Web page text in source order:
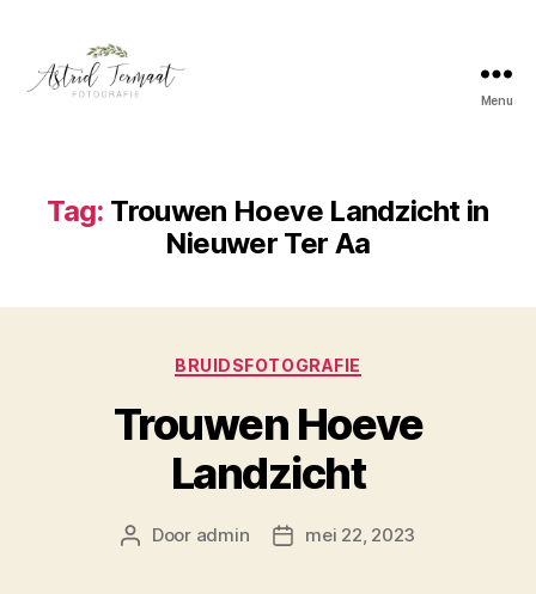
Menu
Tag: Trouwen Hoeve Landzicht in
Nieuwer Ter Aa
Categorieën
BRUIDSFOTOGRAFIE
Trouwen Hoeve
Landzicht
Berichtauteur
Door admin Berichtdatum
mei 22, 2023